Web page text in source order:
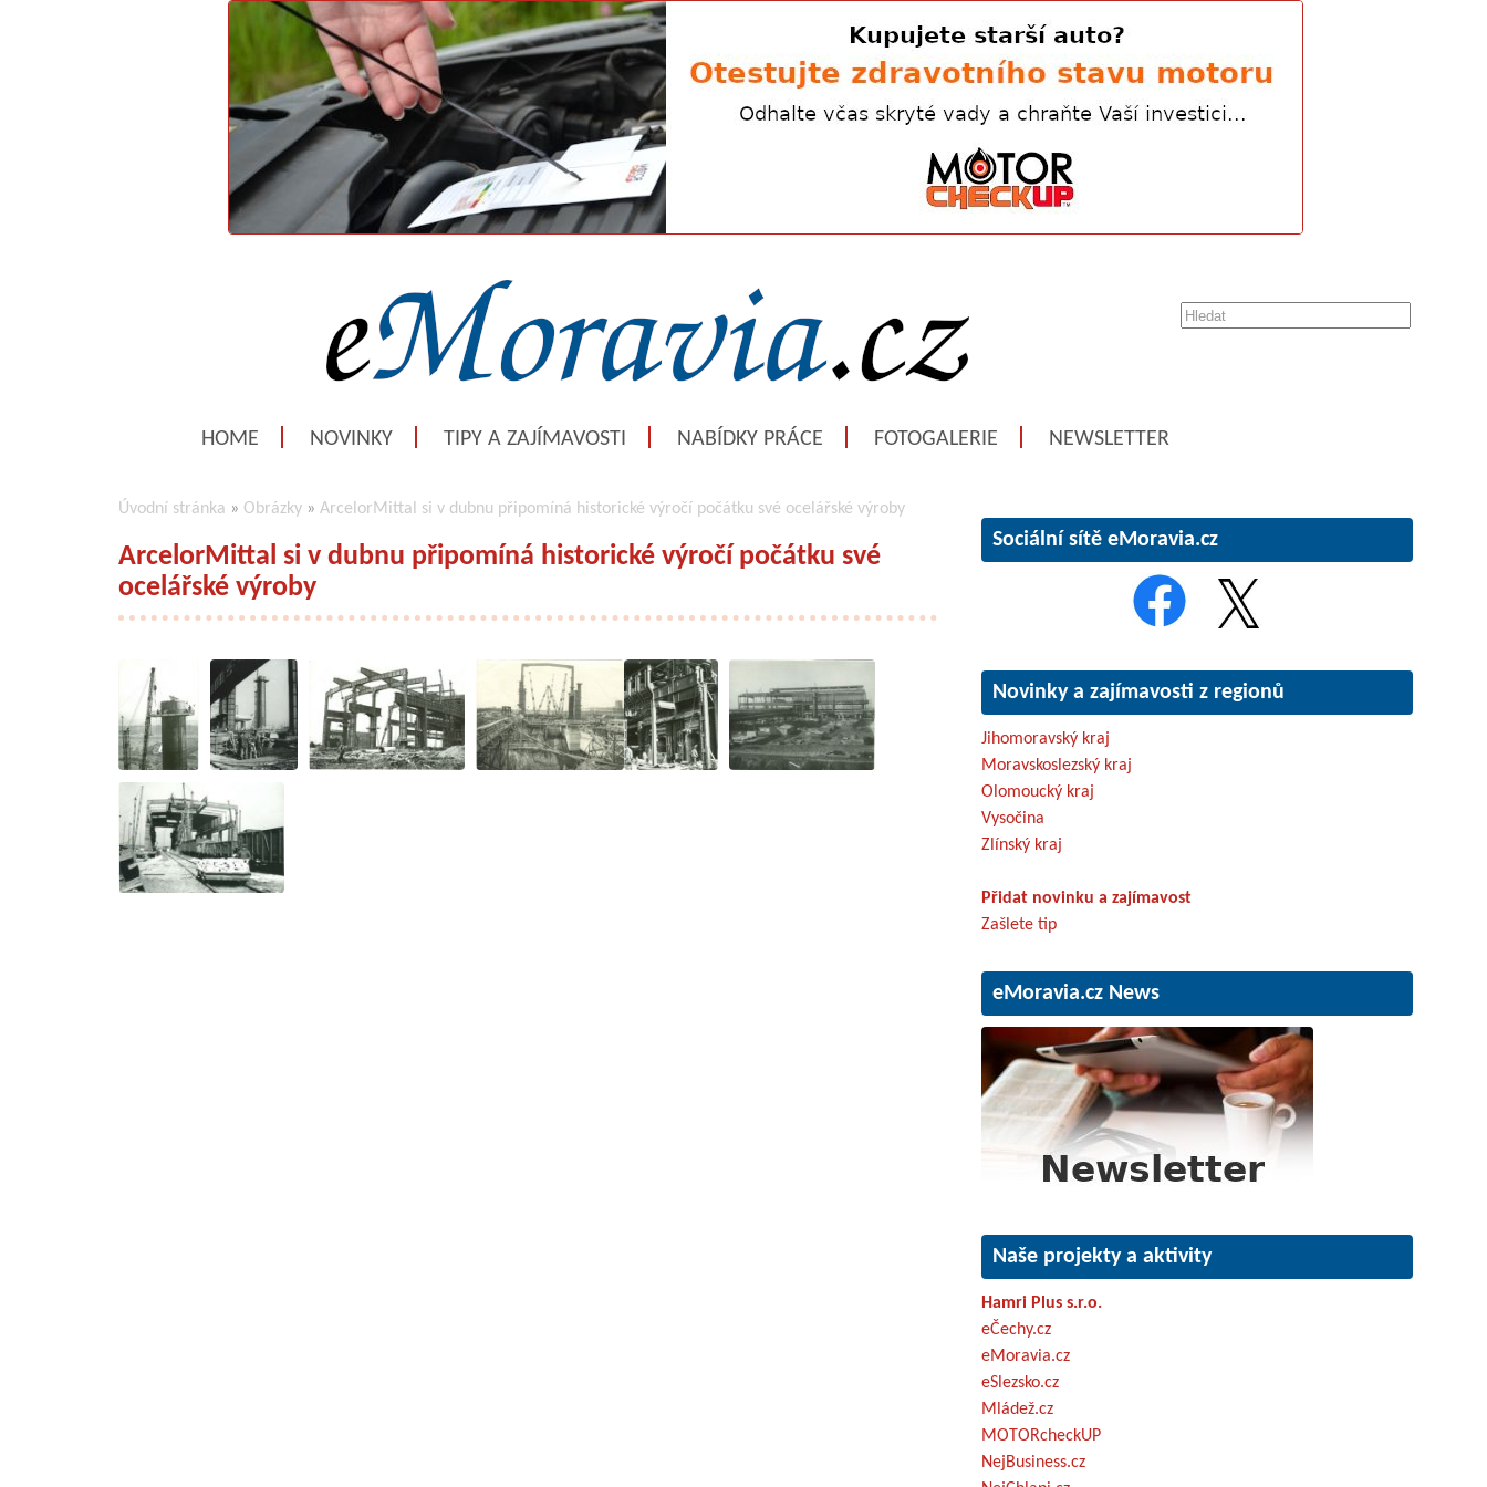
HOME NOVINKY TIPY A ZAJÍMAVOSTI NABÍDKY PRÁCE FOTOGALERIE NEWSLETTER
Úvodní stránka » Obrázky » ArcelorMittal si v dubnu připomíná historické výročí počátku své ocelářské výroby
ArcelorMittal si v dubnu připomíná historické výročí počátku své
ocelářské výroby
Sociální sítě eMoravia.cz
Novinky a zajímavosti z regionů
Jihomoravský kraj
Moravskoslezský kraj
Olomoucký kraj
Vysočina
Zlínský kraj
Přidat novinku a zajímavost
Zašlete tip
eMoravia.cz News
Naše projekty a aktivity
Hamri Plus s.r.o.
eČechy.cz
eMoravia.cz
eSlezsko.cz
Mládež.cz
MOTORcheckUP
NejBusiness.cz